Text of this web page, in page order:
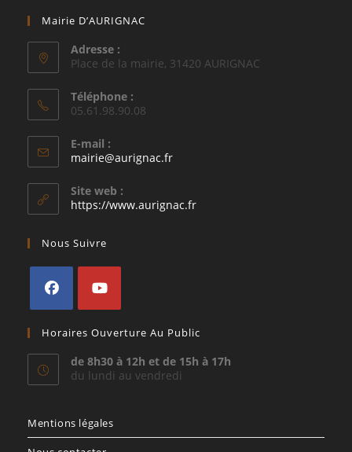
Mairie D’AURIGNAC
Adresse :
Place de la mairie, 31420 AURIGNAC
Téléphone :
05.61.98.90.08
E-mail :
mairie@aurignac.frS’ouvre
application
Site web :
https://www.aurignac.fr
Nous Suivre
dans
un
nouvel
dans
un
nouvel
Horaires Ouverture Au Public
de 8h30 à 12h et de 15h à 17h
du lundi au vendredi
Mentions légales